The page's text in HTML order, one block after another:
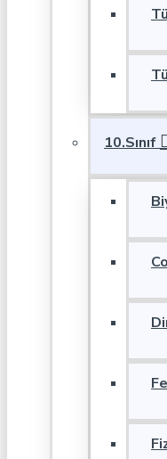
10.Sınıf